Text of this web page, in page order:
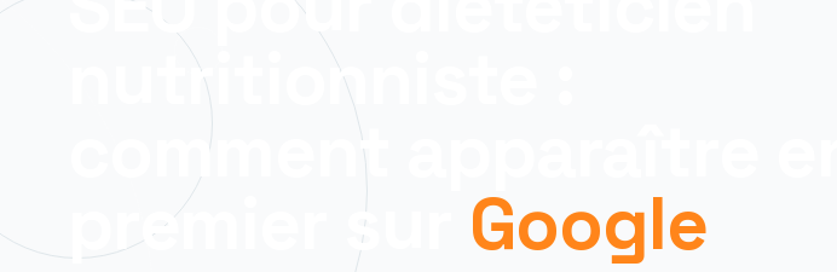
nutritionniste :
comment apparaître en
premier sur Google